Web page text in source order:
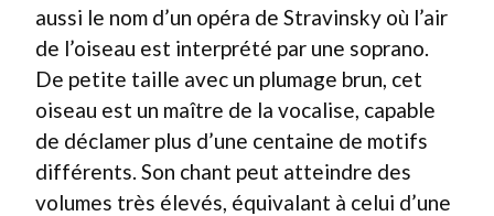
aussi le nom d’un opéra de Stravinsky où l’air
de l’oiseau est interprété par une soprano.
De petite taille avec un plumage brun, cet
oiseau est un maître de la vocalise, capable
de déclamer plus d’une centaine de motifs
différents. Son chant peut atteindre des
volumes très élevés, équivalant à celui d’une